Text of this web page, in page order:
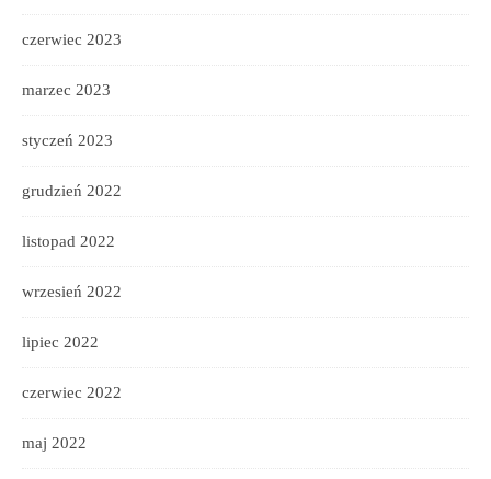
czerwiec 2023
marzec 2023
styczeń 2023
grudzień 2022
listopad 2022
wrzesień 2022
lipiec 2022
czerwiec 2022
maj 2022